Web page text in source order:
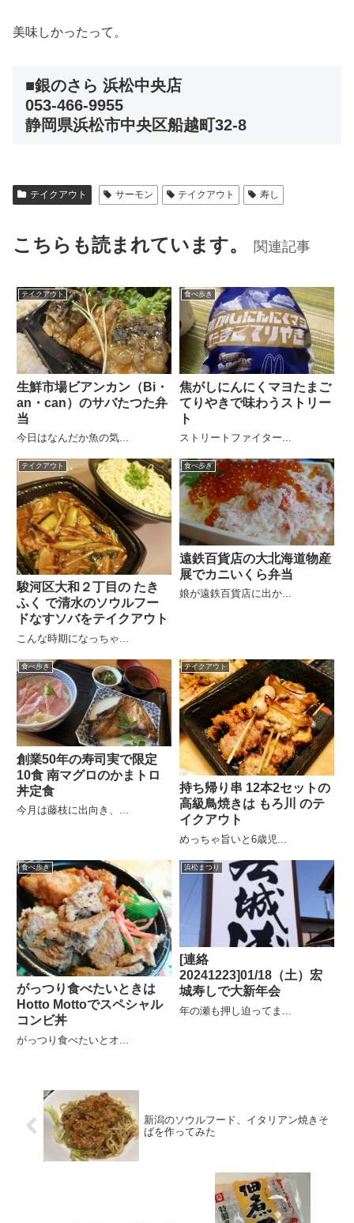
美味しかったって。
■銀のさら 浜松中央店
053-466-9955
静岡県浜松市中央区船越町32-8
テイクアウト サーモン テイクアウト 寿し
こちらも読まれています。 関連記事
テイクアウト
生鮮市場ビアンカン（Bi・
an・can）のサバたつた弁
当
今日はなんだか魚の気...
食べ歩き
焦がしにんにくマヨたまご
てりやきで味わうストリー
ト
ストリートファイター...
テイクアウト
駿河区大和２丁目の たき
ふく で清水のソウルフー
ドなすソバをテイクアウト
こんな時期になっちゃ...
食べ歩き
遠鉄百貨店の大北海道物産
展でカニいくら弁当
娘が遠鉄百貨店に出か...
食べ歩き
創業50年の寿司実で限定
10食 南マグロのかまトロ
丼定食
今月は藤枝に出向き、...
テイクアウト
持ち帰り串 12本2セットの
高級鳥焼きは もろ川 のテ
イクアウト
めっちゃ旨いと6歳児...
食べ歩き
がっつり食べたいときは
Hotto Mottoでスペシャル
コンビ丼
がっつり食べたいとオ...
浜松まつり
[連絡
20241223]01/18（土）宏
城寿しで大新年会
年の瀬も押し迫ってま...
新潟のソウルフード、イタリアン焼きそ
ばを作ってみた